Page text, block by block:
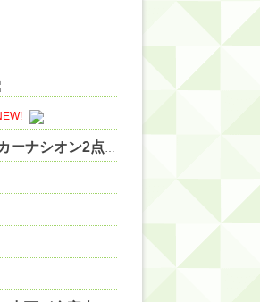
ベイスターズ 3ー0 カープ 片山6回無失点の好投 筒香先制ソロHR、エンカーナシオン2点タイムリー 他